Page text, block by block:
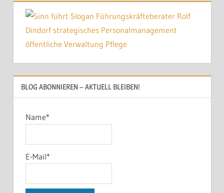
BLOG ABONNIEREN – AKTUELL BLEIBEN!
Name*
E-Mail*